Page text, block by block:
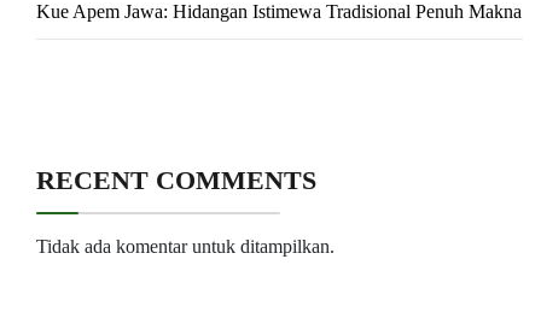
Kue Apem Jawa: Hidangan Istimewa Tradisional Penuh Makna
RECENT COMMENTS
Tidak ada komentar untuk ditampilkan.